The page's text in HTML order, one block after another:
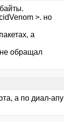
>. но
а
обращал
а по диал-апу